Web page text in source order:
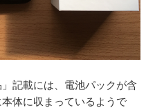
記載には、電池パックが含
体に収まっているようで